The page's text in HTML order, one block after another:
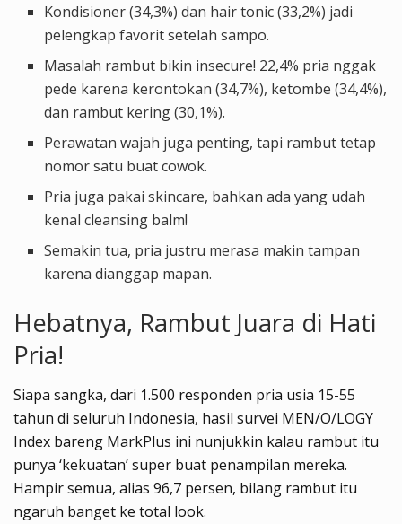
Kondisioner (34,3%) dan hair tonic (33,2%) jadi
pelengkap favorit setelah sampo.
Masalah rambut bikin insecure! 22,4% pria nggak
pede karena kerontokan (34,7%), ketombe (34,4%),
dan rambut kering (30,1%).
Perawatan wajah juga penting, tapi rambut tetap
nomor satu buat cowok.
Pria juga pakai skincare, bahkan ada yang udah
kenal cleansing balm!
Semakin tua, pria justru merasa makin tampan
karena dianggap mapan.
Hebatnya, Rambut Juara di Hati
Pria!
Siapa sangka, dari 1.500 responden pria usia 15-55
tahun di seluruh Indonesia, hasil survei MEN/O/LOGY
Index bareng MarkPlus ini nunjukkin kalau rambut itu
punya ‘kekuatan’ super buat penampilan mereka.
Hampir semua, alias 96,7 persen, bilang rambut itu
ngaruh banget ke total look.